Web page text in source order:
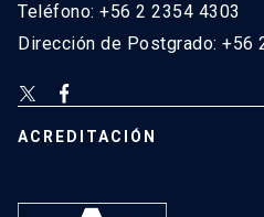
Teléfono: +56 2 2354 4303
Dirección de Postgrado: +56
ACREDITACIÓN